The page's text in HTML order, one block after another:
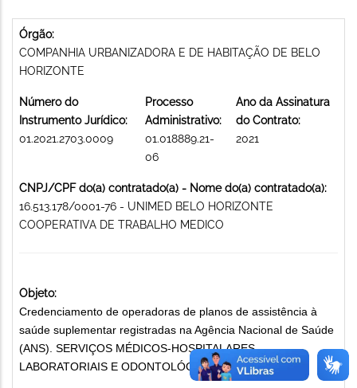
Órgão:
COMPANHIA URBANIZADORA E DE HABITAÇÃO DE BELO
HORIZONTE
Número do
Instrumento Jurídico:
01.2021.2703.0009
Processo
Administrativo:
01.018889.21-
06
Ano da Assinatura
do Contrato:
2021
CNPJ/CPF do(a) contratado(a) - Nome do(a) contratado(a):
16.513.178/0001-76 - UNIMED BELO HORIZONTE
COOPERATIVA DE TRABALHO MEDICO
Objeto:
Credenciamento de operadoras de planos de assistência à
saúde suplementar registradas na Agência Nacional de Saúde
(ANS). SERVIÇOS MÉDICOS-HOSPITALARES,
LABORATORIAIS E ODONTOLÓGICOS